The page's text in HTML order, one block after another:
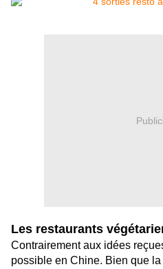
Les restaurants
Contrairement aux idées
possible en Chine. Bien que